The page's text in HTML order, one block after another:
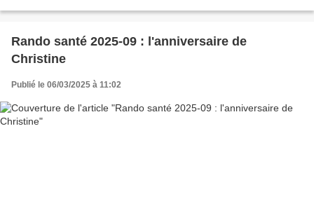
Rando santé 2025-09 : l'anniversaire de
Christine
Publié le 06/03/2025 à 11:02